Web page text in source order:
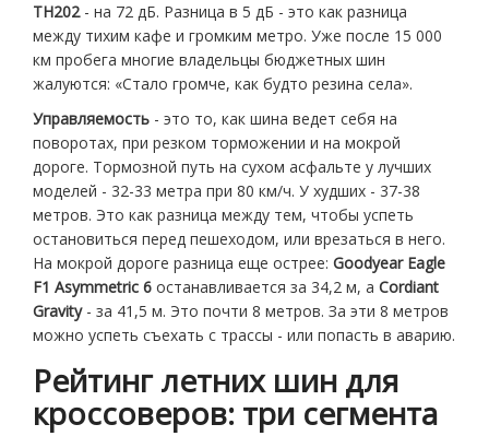
TH202- на 72 дБ. Разница в 5 дБ - это как разница
между тихим кафе и громким метро. Уже после 15 000
км пробега многие владельцы бюджетных шин
жалуются: «Стало громче, как будто резина села».
Управляемость - это то, как шина ведет себя на
поворотах, при резком торможении и на мокрой
дороге. Тормозной путь на сухом асфальте у лучших
моделей - 32-33 метра при 80 км/ч. У худших - 37-38
метров. Это как разница между тем, чтобы успеть
остановиться перед пешеходом, или врезаться в него.
На мокрой дороге разница еще острее: Goodyear Eagle
F1 Asymmetric 6 останавливается за 34,2 м, а Cordiant
Gravity- за 41,5 м. Это почти 8 метров. За эти 8 метров
можно успеть съехать с трассы - или попасть в аварию.
Рейтинг летних шин для
кроссоверов: три сегмента